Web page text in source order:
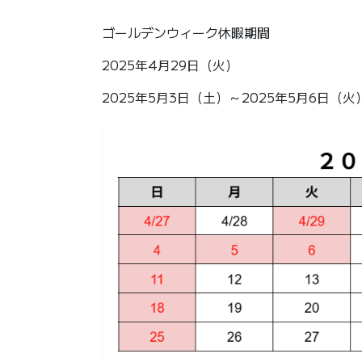
ゴールデンウィーク休暇期間
2025年4月29日（火）
2025年5月3日（土）～2025年5月6日（火